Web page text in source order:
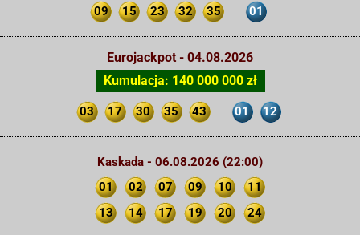
09 15 23 32 35 01
Eurojackpot - 04.08.2026
Kumulacja: 140 000 000 zł
03 17 30 35 43 01 12
Kaskada - 06.08.2026 (22:00)
01
02 07 09 10
11
13
14 17 19 20 24